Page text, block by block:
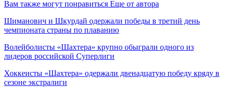
Вам также могут понравиться Еще от автора
Шиманович и Шкурдай одержали победы в третий день
чемпионата страны по плаванию
Волейболисты «Шахтера» крупно обыграли одного из
лидеров российской Суперлиги
Хоккеисты «Шахтера» одержали двенадцатую победу кряду в
сезоне экстралиги